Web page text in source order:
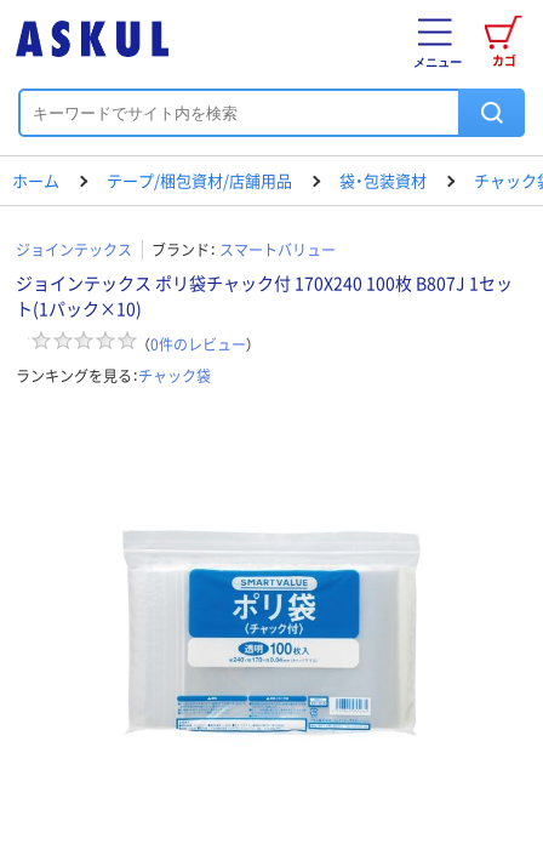
カゴ
メニュー
ホーム テープ/梱包資材/店舗用品 袋・包装資材 チャック
ジョインテックス ブランド： スマートバリュー
ジョインテックス ポリ袋チャック付 170X240 100枚 B807J 1セッ
ト(1パック×10)
（0件のレビュー）
ランキングを見る：チャック袋